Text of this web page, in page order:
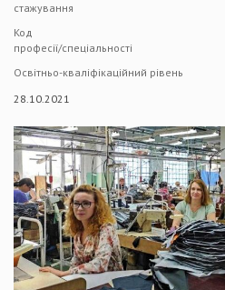
стажування
Код
професії/спеціальності
Освітньо-кваліфікаційний рівень
28.10.2021